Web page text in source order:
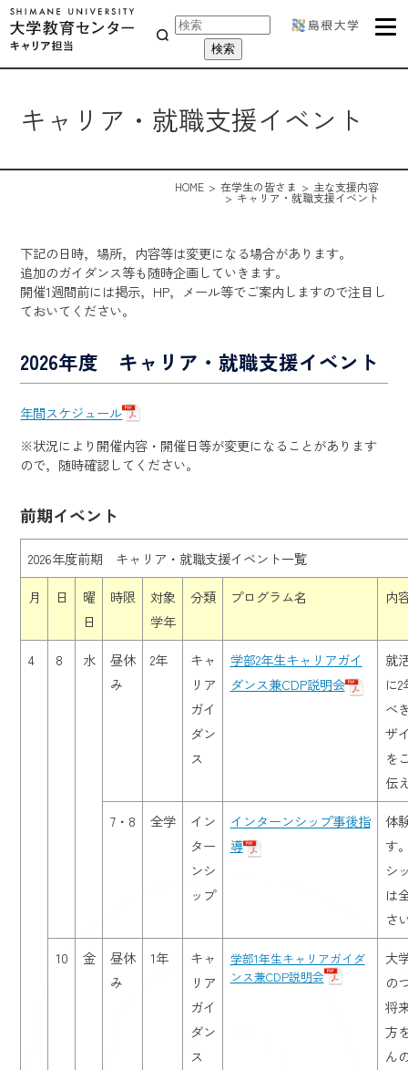
キャリア・就職支援イベント
HOME 在学生の皆さま 主な支援内容
キャリア・就職支援イベント
下記の日時，場所，内容等は変更になる場合があります。
追加のガイダンス等も随時企画していきます。
開催1週間前には掲示，HP，メール等でご案内しますので注目し
ておいてください。
2026年度 キャリア・就職支援イベント
年間スケジュール
※状況により開催内容・開催日等が変更になることがあります
ので，随時確認してください。
前期イベント
2026年度前期 キャリア・就職支援イベント一覧
月
日
曜
日
時限
対象
学年
分類 プログラム名 内
4 8 水
昼休
み
2年
キャ
リア
ガイ
ダン
ス
学部2年生キャリアガイ
ダンス兼CDP説明会
就
に
べ
ザ
を
伝
7・8
全学
イン
ター
ンシ
ップ
インターンシップ事後指
導
体
す
シ
は
さ
10
金
昼休
み
1年
キャ
リア
ガイ
ダン
ス
学部1年生キャリアガイダ
ンス兼CDP説明会
大
の
将
方
ん